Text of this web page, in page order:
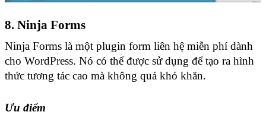
8. Ninja Forms
Ninja Forms là một plugin form liên hệ miễn phí dành
cho WordPress. Nó có thể được sử dụng để tạo ra hình
thức tương tác cao mà không quá khó khăn.
Ưu điểm